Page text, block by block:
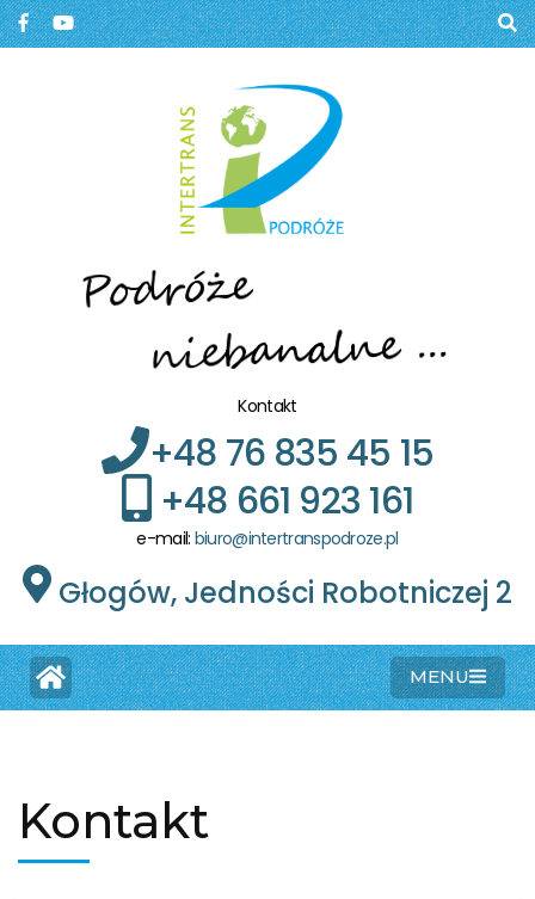
BIURO PODRÓŻY W
GŁOGOWIE
Kontakt
+48 76 835 45 15
+48 661 923 161
e-mail: biuro@intertranspodroze.pl
Głogów, Jedności Robotniczej 2
MENU
Kontakt